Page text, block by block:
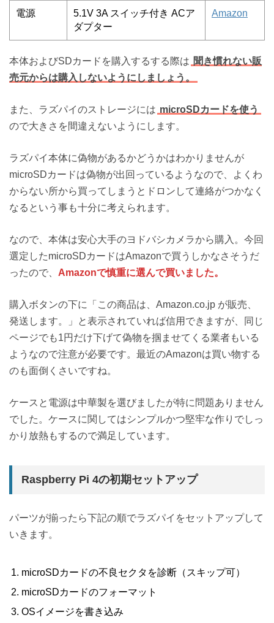
電源
5.1V 3A スイッチ付き ACア
ダプター
Amazon
本体およびSDカードを購入するする際は 聞き慣れない販
売元からは購入しないようにしましょう。
また、ラズパイのストレージには microSDカードを使う
ので大きさを間違えないようにします。
ラズパイ本体に偽物があるかどうかはわかりませんが
microSDカードは偽物が出回っているようなので、よくわ
からない所から買ってしまうとドロンして連絡がつかなく
なるという事も十分に考えられます。
なので、本体は安心大手のヨドバシカメラから購入。今回
選定したmicroSDカードはAmazonで買うしかなさそうだ
ったので、 Amazonで慎重に選んで買いました。
購入ボタンの下に「この商品は、Amazon.co.jp が販売、
発送します。」と表示されていれば信用できますが、同じ
ページでも1円だけ下げて偽物を掴ませてくる業者もいる
ようなので注意が必要です。最近のAmazonは買い物する
のも面倒くさいですね。
ケースと電源は中華製を選びましたが特に問題ありません
でした。ケースに関してはシンプルかつ堅牢な作りでしっ
かり放熱もするので満足しています。
Raspberry Pi 4の初期セットアップ
パーツが揃ったら下記の順でラズパイをセットアップして
いきます。
microSDカードの不良セクタを診断（スキップ可）
microSDカードのフォーマット
OSイメージを書き込み